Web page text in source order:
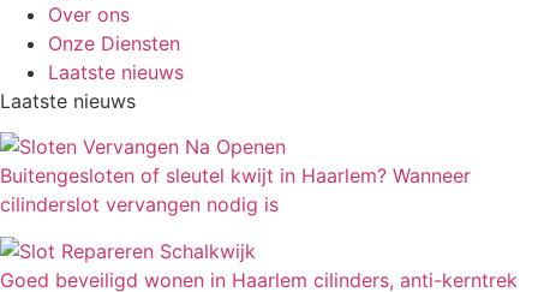
Over ons
Onze Diensten
Laatste nieuws
Laatste nieuws
Buitengesloten of sleutel kwijt in Haarlem? Wanneer
cilinderslot vervangen nodig is
Goed beveiligd wonen in Haarlem cilinders, anti-kerntrek